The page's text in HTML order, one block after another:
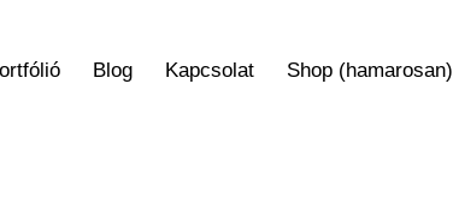
Blog Kapcsolat Shop (hamarosan)